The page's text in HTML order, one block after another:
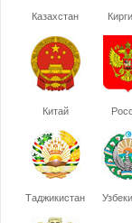
Казахстан
Китай
Таджикистан